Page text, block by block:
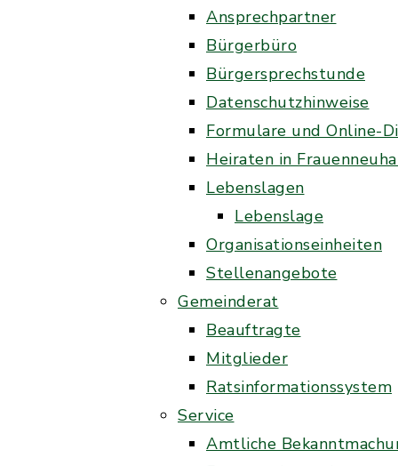
Ansprechpartner
Bürgerbüro
Bürgersprechstunde
Datenschutzhinweise
Formulare und Online-
Heiraten in
Lebenslagen
Lebenslage
Organisationseinheiten
Stellenangebote
Gemeinderat
Beauftragte
Mitglieder
Ratsinformationssystem
Service
Amtliche